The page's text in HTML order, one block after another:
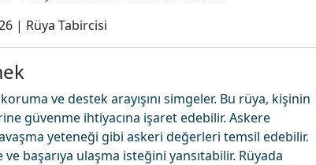
| Rüya Tabircisi
ve destek arayışını simgeler. Bu rüya, kişinin
güvenme ihtiyacına işaret edebilir. Askere
yeteneği gibi askeri değerleri temsil edebilir.
başarıya ulaşma isteğini yansıtabilir. Rüyada